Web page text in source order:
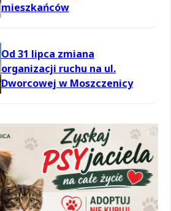
mieszkańców
Od 31 lipca zmiana
organizacji ruchu na ul.
Dworcowej w Moszczenicy